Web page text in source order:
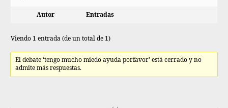
Autor Entradas
Viendo 1 entrada (de un total de 1)
El debate ‘tengo mucho miedo ayuda porfavor’ está cerrado y no
admite más respuestas.